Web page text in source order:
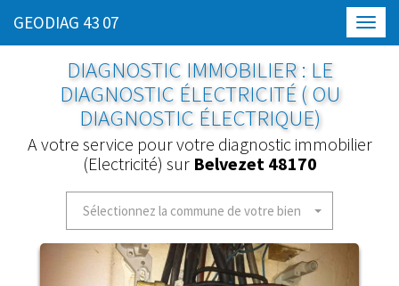
GEODIAG 43 07
DIAGNOSTIC IMMOBILIER : LE
DIAGNOSTIC ÉLECTRICITÉ ( OU
DIAGNOSTIC ÉLECTRIQUE)
A votre service pour votre diagnostic immobilier
(Electricité) sur Belvezet 48170
Sélectionnez la commune de votre bien